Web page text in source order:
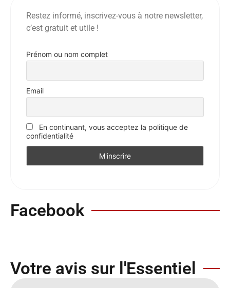
Restez informé, inscrivez-vous à notre newsletter,
c’est gratuit et utile !
Prénom ou nom complet
Email
En continuant, vous acceptez la politique de
confidentialité
Facebook
Votre avis sur l'Essentiel